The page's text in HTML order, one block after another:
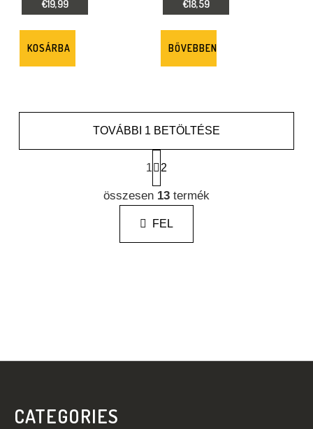
€19,99
KOSÁRBA
€18,59
BŐVEBBEN
L
I
S
T
A
TOVÁBBI 1 BETÖLTÉSE
L
A
P
O
Z
Á
1 2
összesen 13termék
FEL
CATEGORIES